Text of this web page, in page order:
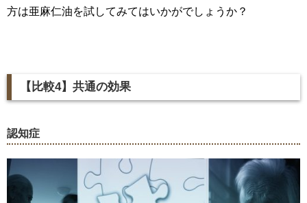
方は亜麻仁油を試してみてはいかがでしょうか？
【比較4】共通の効果
認知症